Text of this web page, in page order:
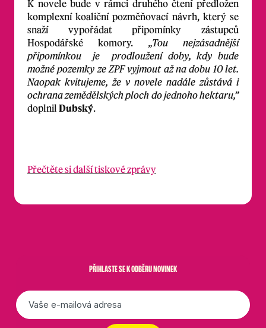
K novele bude v rámci druhého čtení předložen
komplexní koaliční pozměňovací návrh, který se
snaží vypořádat připomínky zástupců
Hospodářské komory. „Tou nejzásadnější
připomínkou je prodloužení doby, kdy bude
možné pozemky ze ZPF vyjmout až na dobu 10 let.
Naopak kvitujeme, že v novele nadále zůstává i
ochrana zemědělských ploch do jednoho hektaru,”
doplnil Dubský.
Přečtěte si další tiskové zprávy
PŘIHLASTE SE K ODBĚRU NOVINEK
E-
mail